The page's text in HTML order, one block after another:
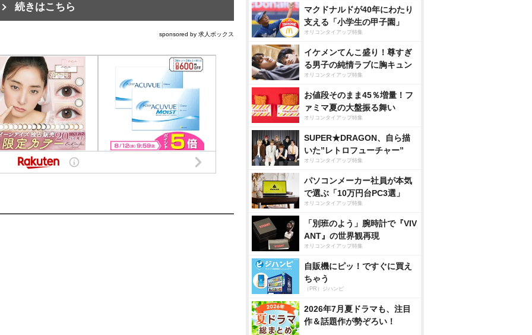
続きはこちら
sponsored by 求人ボックス
マクドナルドが40年にわたり
支える「小学生の甲子園」
オリコンタイアップ特集
イケメンてんこ盛り！尊すぎ
る男子の純情ラブに胸キュン
オリコンタイアップ特集
お値段そのまま45％増量！フ
ァミマ夏の大盤振る舞い
オリコンタイアップ特集
SUPER★DRAGON、自ら描
いた”レトロフューチャー”
オリコンタイアップ特集
パソコンメーカー社員が本気
で選ぶ「10万円台PC3選」
オリコンタイアップ特集
「別班のよう」腕時計で『VIV
ANT』の世界観再現
オリコンタイアップ特集
自販機にピッ！ですぐに買え
ちゃう
（PR）ジハンピ
2026年7月夏ドラマも、注目
作＆話題作が勢ぞろい！